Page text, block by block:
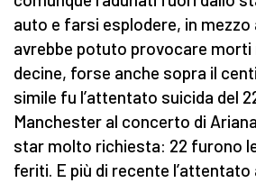
auto e farsi esplodere, in mezzo
avrebbe potuto provocare morti
decine, forse anche sopra il
simile fu l’attentato suicida del
Manchester al concerto di
star molto richiesta: 22 furono
feriti. E più di recente l’attentato